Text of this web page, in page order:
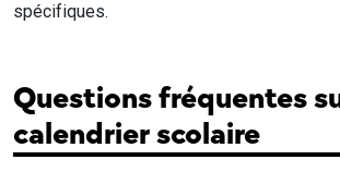
spécifiques.
Questions fréquentes
calendrier scolaire